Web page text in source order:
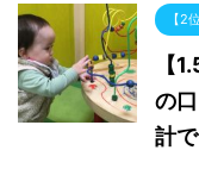
【2
【
の
計